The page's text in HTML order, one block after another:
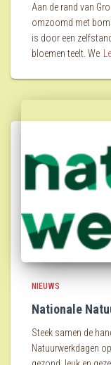
Aan de rand van
omzoomd met
is door een
bloemen teelt. We
NIEUWS
Nationale
Steek samen de
Natuurwerkdagen